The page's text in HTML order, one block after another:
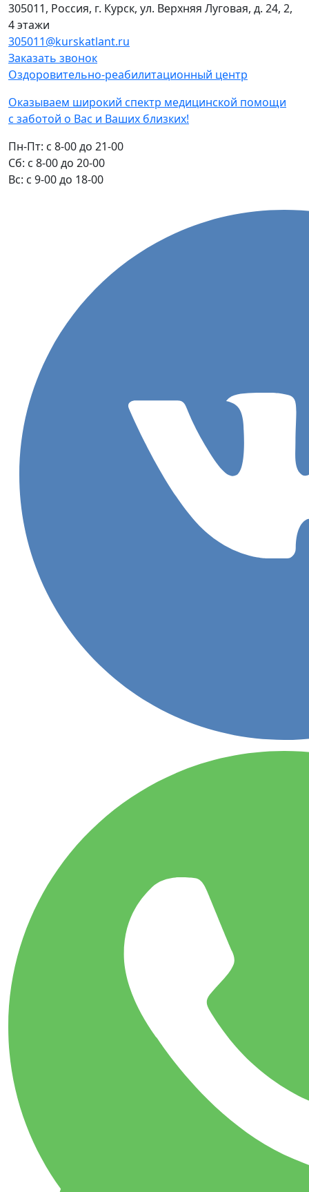
305011, Россия, г. Курск, ул. Верхняя Луговая, д. 24, 2,
4 этажи
305011@kurskatlant.ru
Заказать звонок
Оздоровительно-реабилитационный центр
Оказываем широкий спектр медицинской помощи
с заботой о Вас и Ваших близких!
Пн-Пт: с 8-00 до 21-00
Cб: с 8-00 до 20-00
Вс: с 9-00 до 18-00